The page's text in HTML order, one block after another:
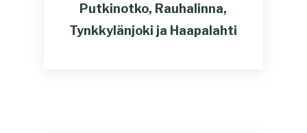
Putkinotko, Rauhalinna,
Tynkkylänjoki ja Haapalahti